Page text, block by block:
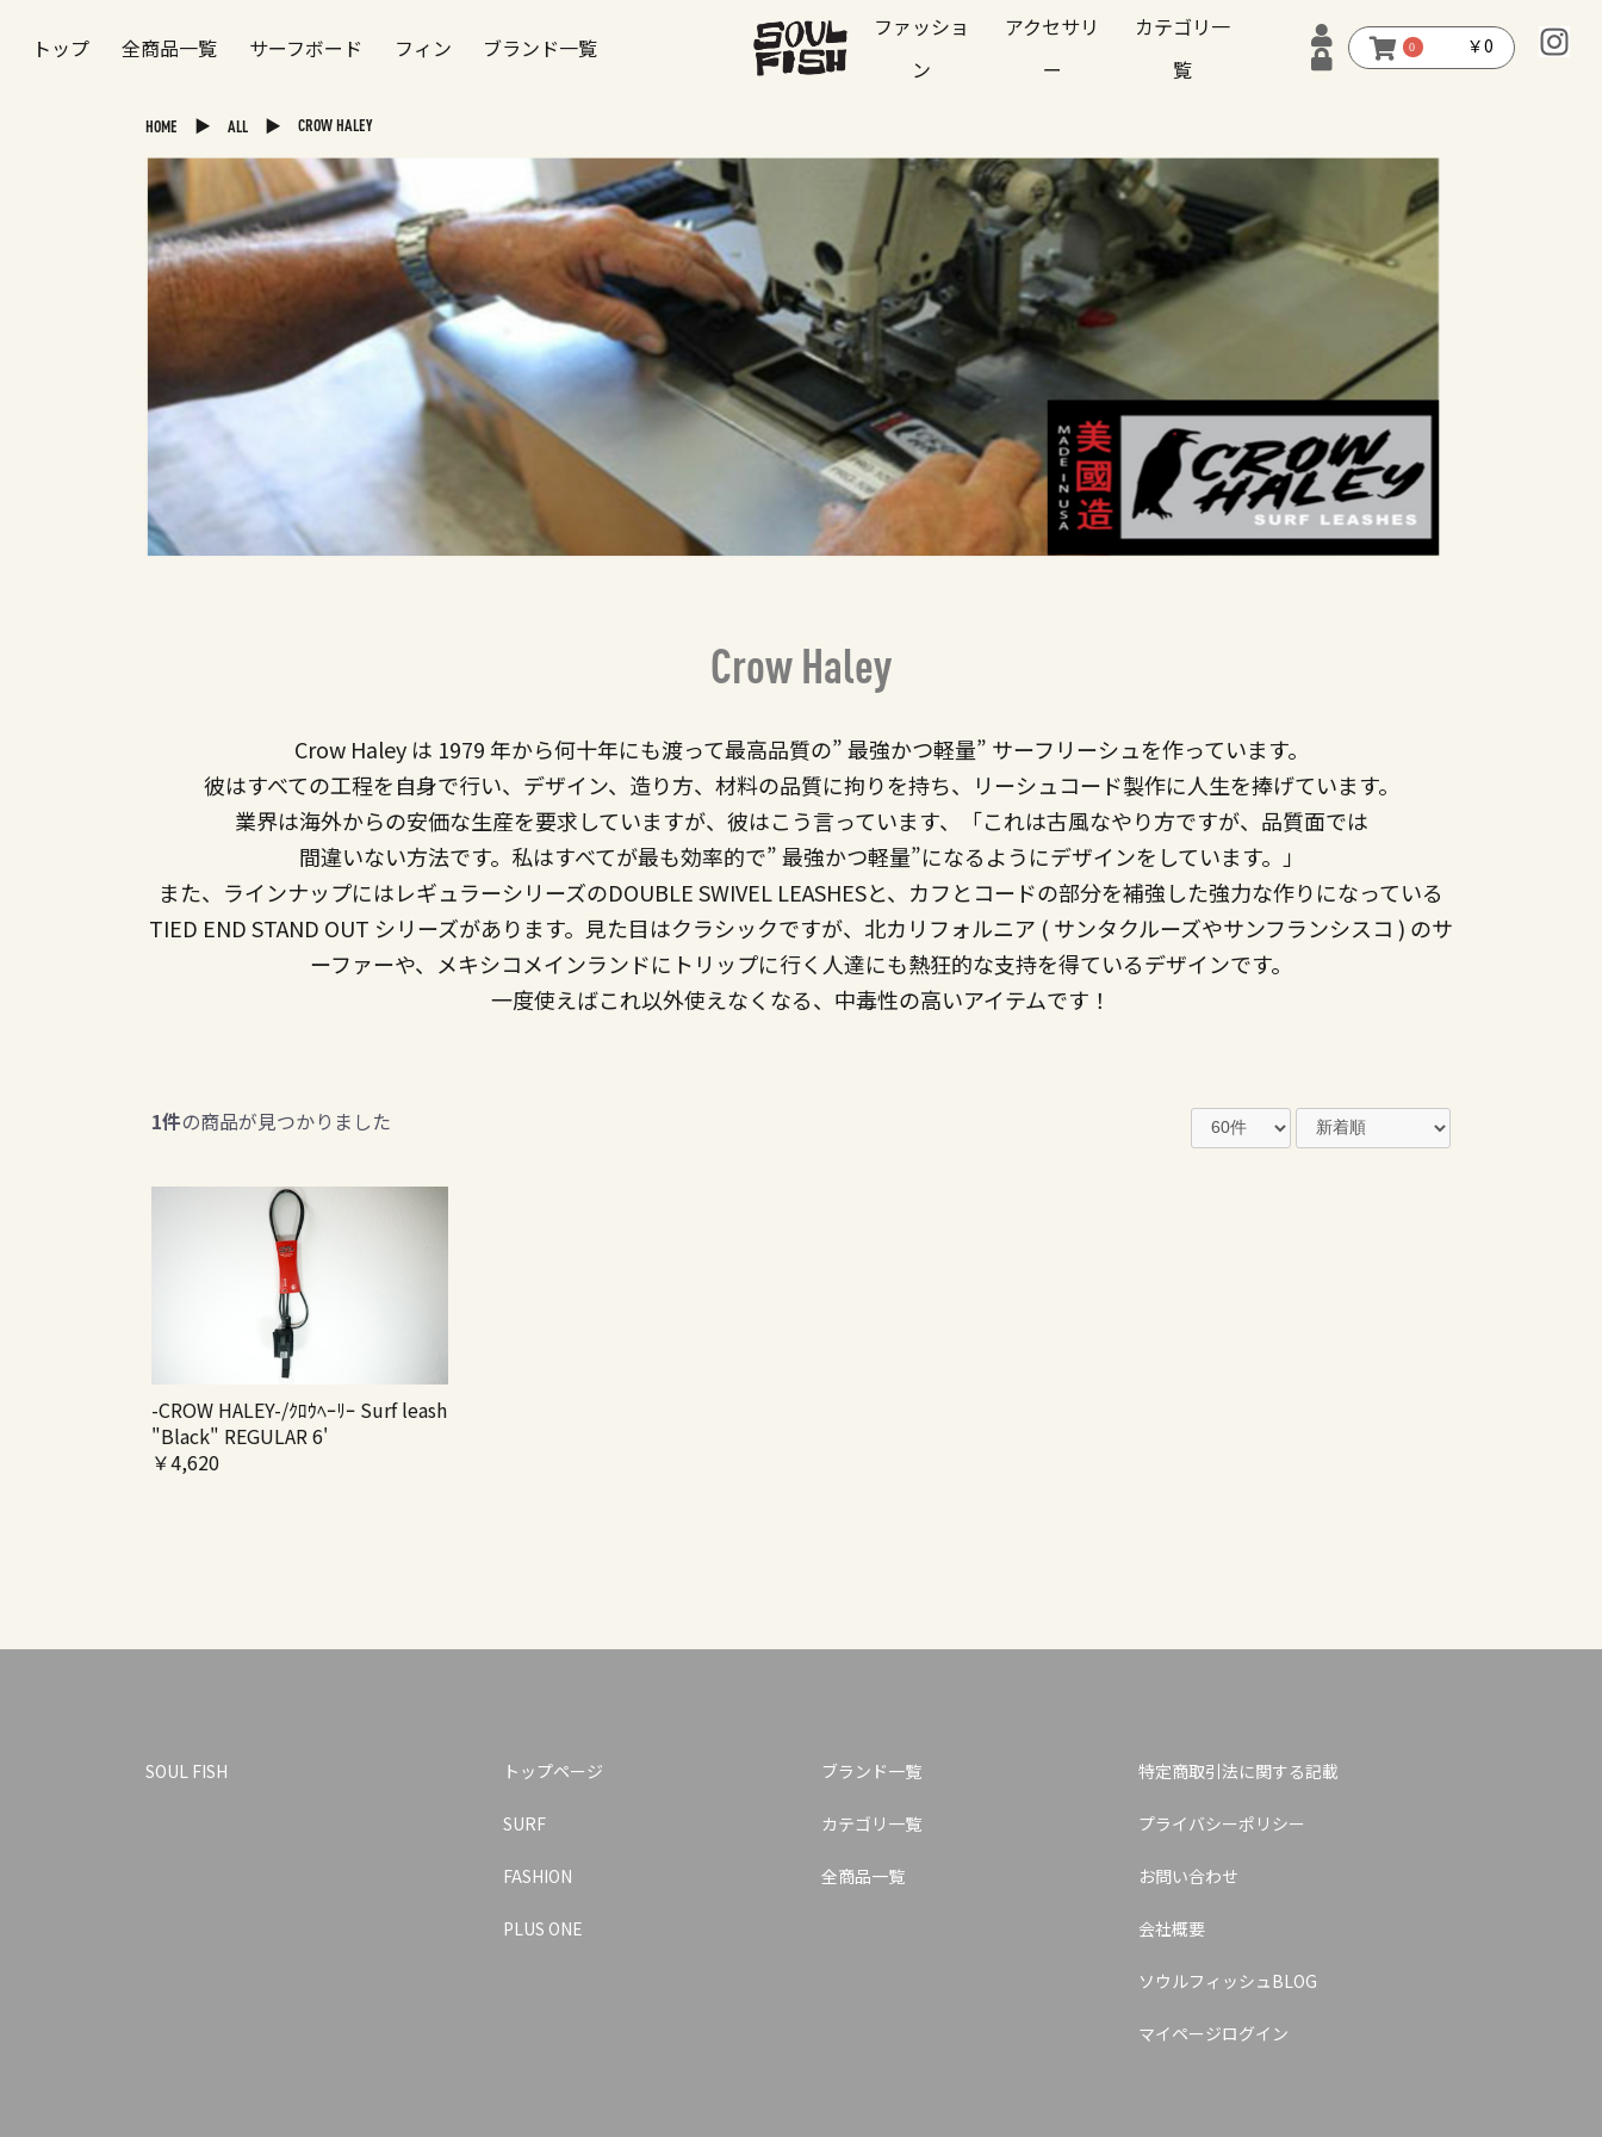
トップ 全商品一覧 サーフボード フィン ブランド一覧
ファッショ
ン
アクセサリ
ー
カテゴリ一
覧
0 ￥0
HOME ▶ ALL ▶ CROW HALEY
Crow Haley
Crow Haley は 1979 年から何十年にも渡って最高品質の” 最強かつ軽量” サーフリーシュを作っています。
彼はすべての工程を自身で行い、デザイン、造り方、材料の品質に拘りを持ち、リーシュコード製作に人生を捧げています。
業界は海外からの安価な生産を要求していますが、彼はこう言っています、「これは古風なやり方ですが、品質面では
間違いない方法です。私はすべてが最も効率的で” 最強かつ軽量”になるようにデザインをしています。」
また、ラインナップにはレギュラーシリーズのDOUBLE SWIVEL LEASHESと、カフとコードの部分を補強した強力な作りになっている
TIED END STAND OUT シリーズがあります。見た目はクラシックですが、北カリフォルニア ( サンタクルーズやサンフランシスコ ) のサ
ーファーや、メキシコメインランドにトリップに行く人達にも熱狂的な支持を得ているデザインです。
一度使えばこれ以外使えなくなる、中毒性の高いアイテムです！
1件の商品が見つかりました
-CROW HALEY-/ｸﾛｳﾍｰﾘｰ Surf leash
"Black" REGULAR 6'
￥4,620
SOUL FISH トップページ
SURF
FASHION
PLUS ONE
ブランド一覧
カテゴリ一覧
全商品一覧
特定商取引法に関する記載
プライバシーポリシー
お問い合わせ
会社概要
ソウルフィッシュBLOG
マイページログイン